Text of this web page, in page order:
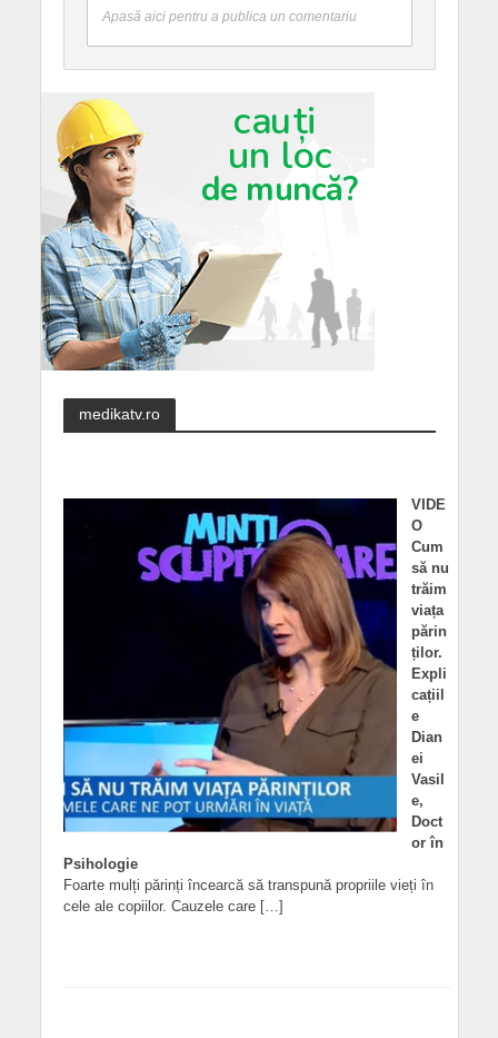
Apasă aici pentru a publica un comentariu
medikatv.ro
VIDE
O
Cum
să nu
trăim
viața
părin
ților.
Expli
cațiil
e
Dian
ei
Vasil
e,
Doct
or în
Psihologie
Foarte mulți părinți încearcă să transpună propriile vieți în
cele ale copiilor. Cauzele care […]